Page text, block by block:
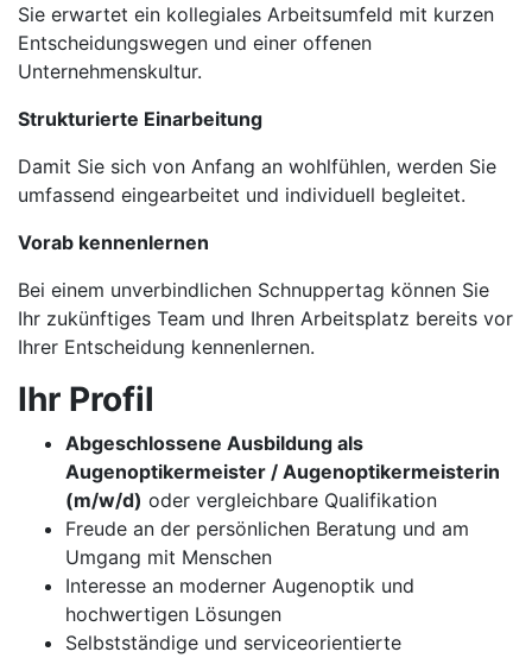
Sie erwartet ein kollegiales Arbeitsumfeld mit kurzen
Entscheidungswegen und einer offenen
Unternehmenskultur.
Strukturierte Einarbeitung
Damit Sie sich von Anfang an wohlfühlen, werden Sie
umfassend eingearbeitet und individuell begleitet.
Vorab kennenlernen
Bei einem unverbindlichen Schnuppertag können Sie
Ihr zukünftiges Team und Ihren Arbeitsplatz bereits vor
Ihrer Entscheidung kennenlernen.
Ihr Profil
Abgeschlossene Ausbildung als
Augenoptikermeister / Augenoptikermeisterin
(m/w/d) oder vergleichbare Qualifikation
Freude an der persönlichen Beratung und am
Umgang mit Menschen
Interesse an moderner Augenoptik und
hochwertigen Lösungen
Selbstständige und serviceorientierte